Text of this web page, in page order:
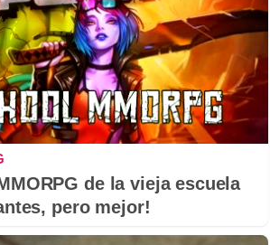
de la vieja escuela
pero mejor!